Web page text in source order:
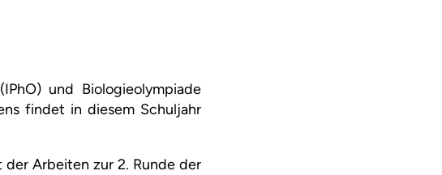
und Biologieolympiade
findet in diesem Schuljahr
Arbeiten zur 2. Runde der